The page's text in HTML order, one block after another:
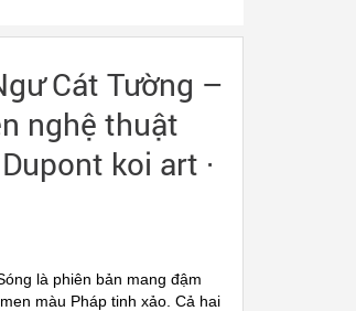
Cát Tường –
nghệ thuật
koi art ·
là phiên bản mang đậm
màu Pháp tinh xảo. Cả hai